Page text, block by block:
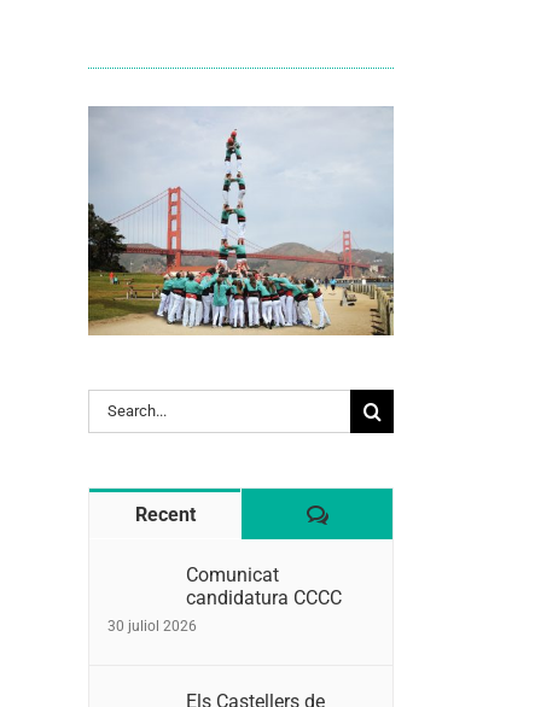
Search
for:
Recent Comentaris
Comunicat
candidatura CCCC
30 juliol 2026
Els Castellers de